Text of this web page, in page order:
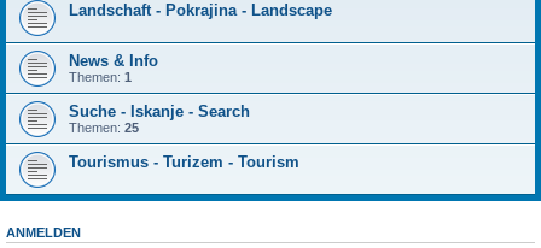
Landschaft - Pokrajina - Landscape
News & Info
Themen: 1
Suche - Iskanje - Search
Themen: 25
Tourismus - Turizem - Tourism
ANMELDEN